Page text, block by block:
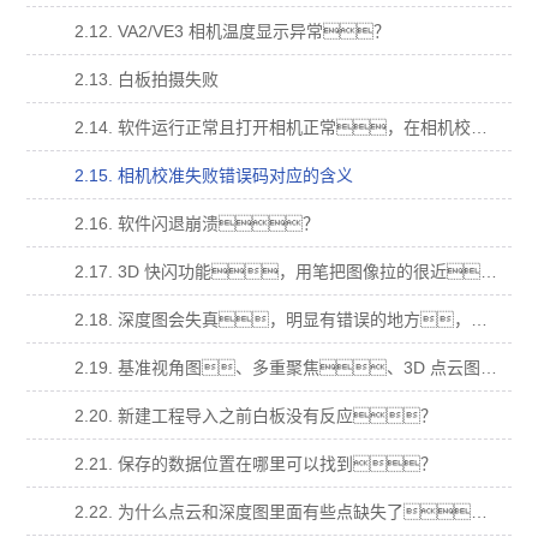
2.12. VA2/VE3 相机温度显示异常？
2.13. 白板拍摄失败
2.14. 软件运行正常且打开相机正常，在相机校准拍摄时，提示“拍摄失败”，错 误码“14”
2.15. 相机校准失败错误码对应的含义
2.16. 软件闪退崩溃？
2.17. 3D 快闪功能，用笔把图像拉的很近，图像会消失(跳出屏幕)无法在拖拉回 来；
2.18. 深度图会失真，明显有错误的地方，在多视角、基准视角、多重聚焦，明显 有本不属于样品的结果？
2.19. 基准视角图、多重聚焦、3D 点云图都为纯白，深度图为最低颜色纯色？
2.20. 新建工程导入之前白板没有反应？
2.21. 保存的数据位置在哪里可以找到？
2.22. 为什么点云和深度图里面有些点缺失了？